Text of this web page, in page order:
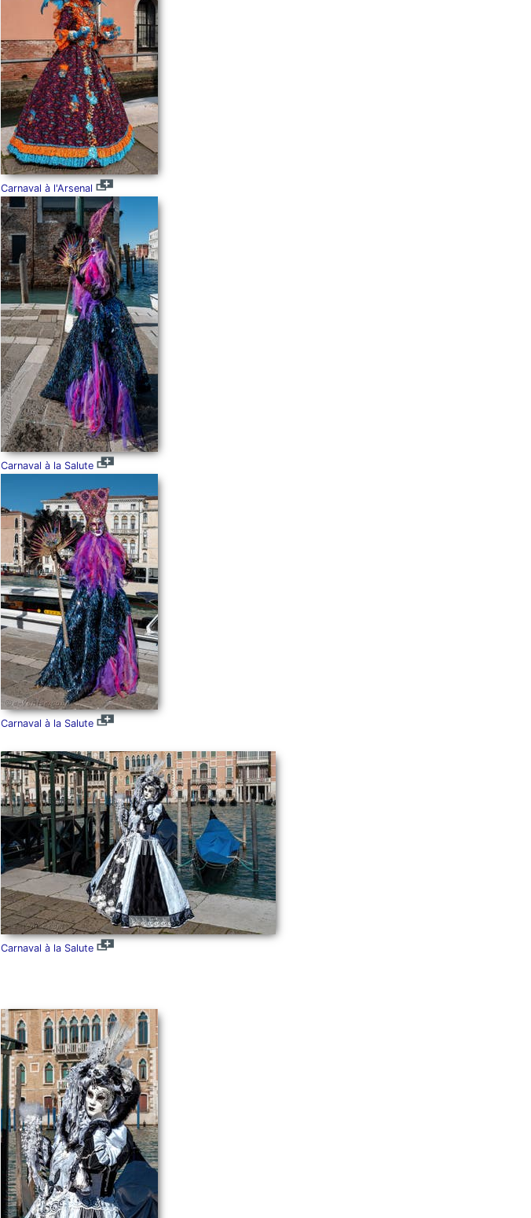
Carnaval à l'Arsenal
Carnaval à la Salute
Carnaval à la Salute
Carnaval à la Salute